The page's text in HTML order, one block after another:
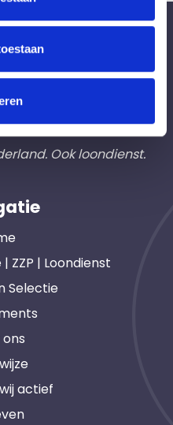
Interim ®
likeFrintzz
voor
freelance en ZZP
Ook loondienst.
ZZP | Loondienst
Selectie
actief